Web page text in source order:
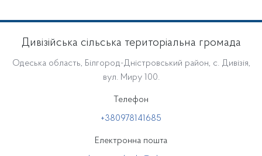
Дивізійська сільська територіальна громада
Одеська область, Білгород-Дністровський район, с. Дивізія,
вул. Миру 100.
Телефон
+380978141685
Електронна пошта